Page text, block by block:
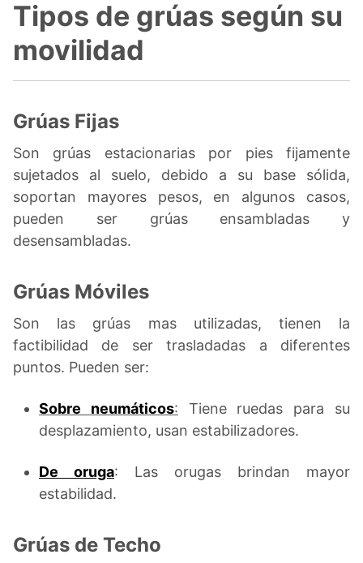
Tipos de grúas según su
movilidad
Grúas Fijas
Son grúas estacionarias por pies fijamente
sujetados al suelo, debido a su base sólida,
soportan mayores pesos, en algunos casos,
pueden ser grúas ensambladas y
desensambladas.
Grúas Móviles
Son las grúas mas utilizadas, tienen la
factibilidad de ser trasladadas a diferentes
puntos. Pueden ser:
Sobre neumáticos: Tiene ruedas para su
desplazamiento, usan estabilizadores.
De oruga: Las orugas brindan mayor
estabilidad.
Grúas de Techo